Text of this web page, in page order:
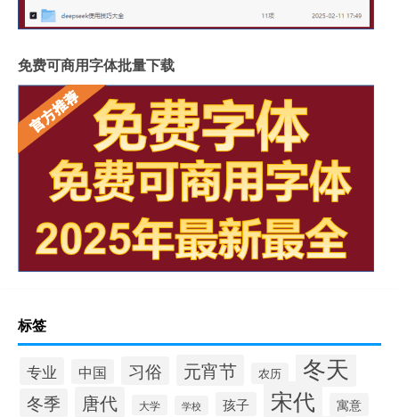
免费可商用字体批量下载
标签
专业 中国 习俗 元宵节 农历 冬天
冬季 唐代 大学 学校 孩子 宋代 寓意